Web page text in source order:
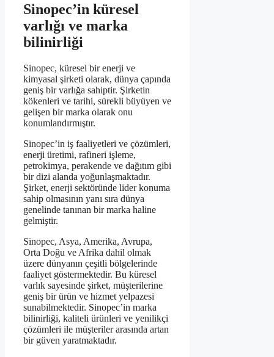
Sinopec’in küresel
varlığı ve marka
bilinirliği
Sinopec, küresel bir enerji ve
kimyasal şirketi olarak, dünya çapında
geniş bir varlığa sahiptir. Şirketin
kökenleri ve tarihi, sürekli büyüyen ve
gelişen bir marka olarak onu
konumlandırmıştır.
Sinopec’in iş faaliyetleri ve çözümleri,
enerji üretimi, rafineri işleme,
petrokimya, perakende ve dağıtım gibi
bir dizi alanda yoğunlaşmaktadır.
Şirket, enerji sektöründe lider konuma
sahip olmasının yanı sıra dünya
genelinde tanınan bir marka haline
gelmiştir.
Sinopec, Asya, Amerika, Avrupa,
Orta Doğu ve Afrika dahil olmak
üzere dünyanın çeşitli bölgelerinde
faaliyet göstermektedir. Bu küresel
varlık sayesinde şirket, müşterilerine
geniş bir ürün ve hizmet yelpazesi
sunabilmektedir. Sinopec’in marka
bilinirliği, kaliteli ürünleri ve yenilikçi
çözümleri ile müşteriler arasında artan
bir güven yaratmaktadır.